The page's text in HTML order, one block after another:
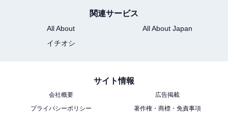
関連サービス
All About
All About Japan
イチオシ
サイト情報
会社概要
広告掲載
プライバシーポリシー
著作権・商標・免責事項